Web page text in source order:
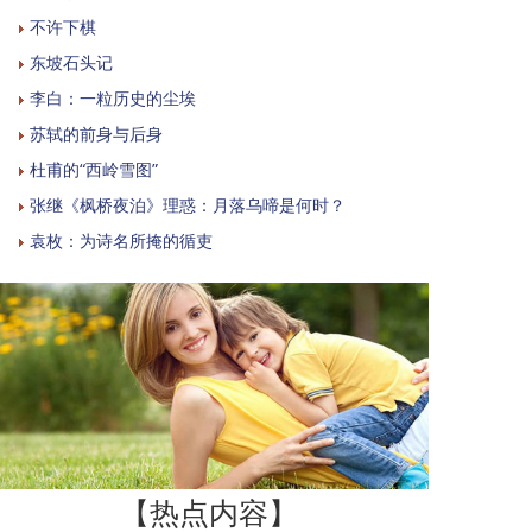
不许下棋
东坡石头记
李白：一粒历史的尘埃
苏轼的前身与后身
杜甫的“西岭雪图”
张继《枫桥夜泊》理惑：月落乌啼是何时？
袁枚：为诗名所掩的循吏
【热点内容】